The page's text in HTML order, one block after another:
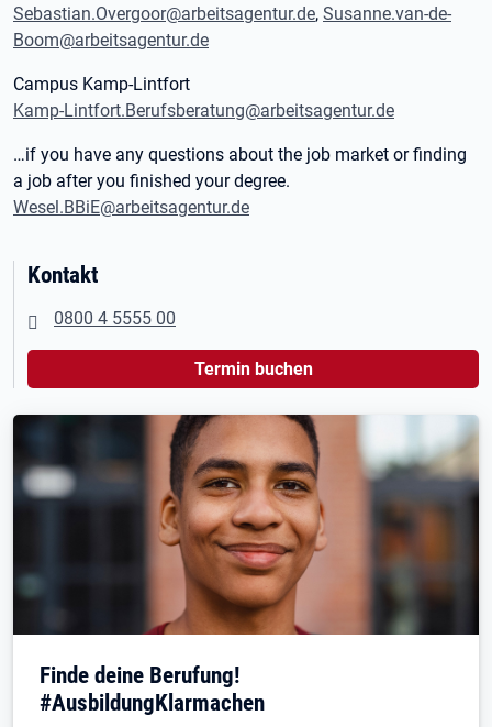
Sebastian.Overgoor@arbeitsagentur.de, Susanne.van-de-
Boom@arbeitsagentur.de
Campus Kamp-Lintfort
Kamp-Lintfort.Berufsberatung@arbeitsagentur.de
…if you have any questions about the job market or finding
a job after you finished your degree.
Wesel.BBiE@arbeitsagentur.de
Kontakt
0800 4 5555 00
Termin buchen
Finde deine Berufung!
#AusbildungKlarmachen